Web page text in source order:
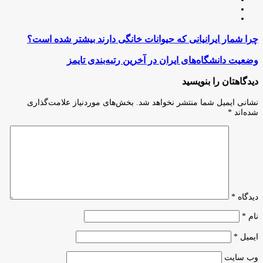
چرا
شمار
ایرانیانی
که
حیوانات
خانگی
دارند
بیشتر
شده
چرا شمار ایرانیانی که حیوانات خانگی دارند بیشتر شده است؟
وضعیت
ایران
آخرین
رتبه‌بندی
وضعیت دانشگاه‌های ایران در آخرین رتبه‌بندی تایمز
دیدگاهتان را بنویسید
نشانی ایمیل شما منتشر نخواهد شد.
بخش‌های موردنیاز علامت‌گذاری
شده‌اند *
دیدگاه *
نام *
ایمیل *
وب‌ سایت